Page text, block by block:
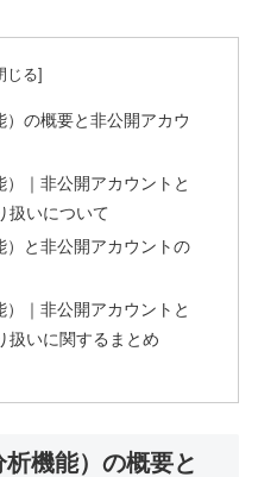
の概要と非公開アカウ
｜非公開アカウントと
扱いについて
と非公開アカウントの
｜非公開アカウントと
扱いに関するまとめ
機能）の概要と